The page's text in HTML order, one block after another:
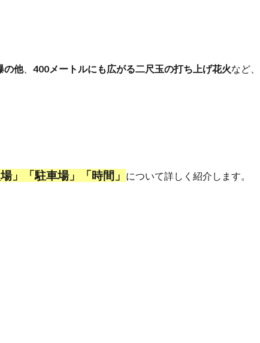
の他、 400メートルにも広がる二尺玉の打ち上げ花火など、
場」「駐車場」「時間」 について詳しく紹介します。